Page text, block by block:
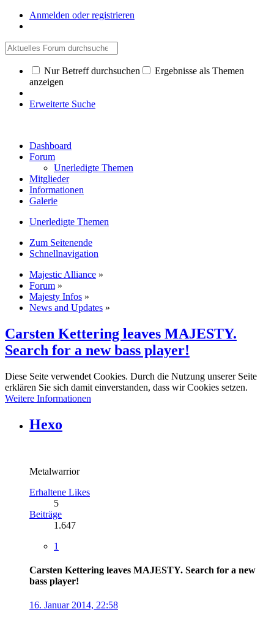
Anmelden oder registrieren
Nur Betreff durchsuchen
Ergebnisse als Themen
anzeigen
Erweiterte Suche
Dashboard
Forum
Unerledigte Themen
Mitglieder
Informationen
Galerie
Unerledigte Themen
Zum Seitenende
Schnellnavigation
Majestic Alliance »
Forum »
Majesty Infos »
News and Updates »
Carsten Kettering leaves MAJESTY.
Search for a new bass player!
Diese Seite verwendet Cookies. Durch die Nutzung unserer Seite
erklären Sie sich damit einverstanden, dass wir Cookies setzen.
Weitere Informationen
Hexo
Metalwarrior
Erhaltene Likes
5
Beiträge
1.647
1
Carsten Kettering leaves MAJESTY. Search for a new
bass player!
16. Januar 2014, 22:58